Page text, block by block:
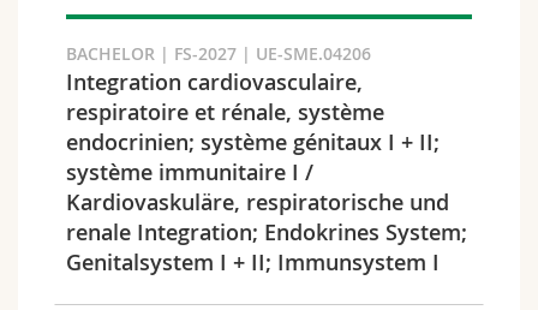
Link kopieren
Exportieren Sie das Ergebnis
BACHELOR | FS-2027 | UE-SME.04206
Integration cardiovasculaire,
respiratoire et rénale, système
endocrinien; système génitaux I + II;
système immunitaire I /
Kardiovaskuläre, respiratorische und
renale Integration; Endokrines System;
Genitalsystem I + II; Immunsystem I